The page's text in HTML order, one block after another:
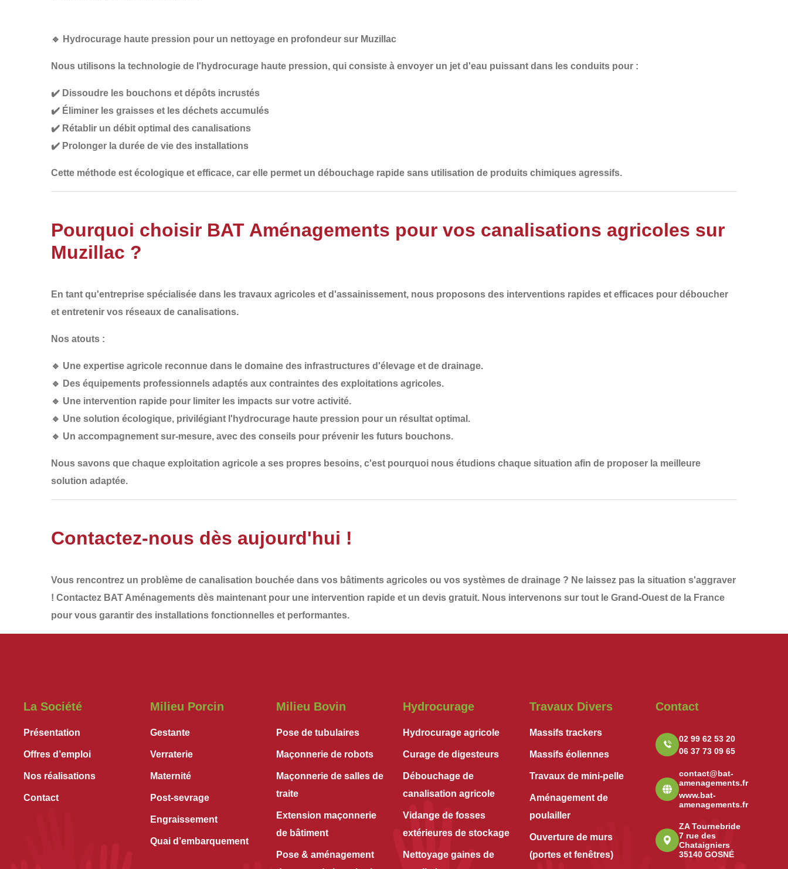
🔹 Hydrocurage haute pression pour un nettoyage en profondeur sur Muzillac
Nous utilisons la technologie de l'hydrocurage haute pression, qui consiste à envoyer un jet d'eau puissant dans les conduits pour :
✔️ Dissoudre les bouchons et dépôts incrustés
✔️ Éliminer les graisses et les déchets accumulés
✔️ Rétablir un débit optimal des canalisations
✔️ Prolonger la durée de vie des installations
Cette méthode est écologique et efficace, car elle permet un débouchage rapide sans utilisation de produits chimiques agressifs.
Pourquoi choisir BAT Aménagements pour vos canalisations agricoles sur
Muzillac ?
En tant qu'entreprise spécialisée dans les travaux agricoles et d'assainissement, nous proposons des interventions rapides et efficaces pour déboucher
et entretenir vos réseaux de canalisations.
Nos atouts :
🔹 Une expertise agricole reconnue dans le domaine des infrastructures d'élevage et de drainage.
🔹 Des équipements professionnels adaptés aux contraintes des exploitations agricoles.
🔹 Une intervention rapide pour limiter les impacts sur votre activité.
🔹 Une solution écologique, privilégiant l'hydrocurage haute pression pour un résultat optimal.
🔹 Un accompagnement sur-mesure, avec des conseils pour prévenir les futurs bouchons.
Nous savons que chaque exploitation agricole a ses propres besoins, c'est pourquoi nous étudions chaque situation afin de proposer la meilleure
solution adaptée.
Contactez-nous dès aujourd'hui !
Vous rencontrez un problème de canalisation bouchée dans vos bâtiments agricoles ou vos systèmes de drainage ? Ne laissez pas la situation s'aggraver
! Contactez BAT Aménagements dès maintenant pour une intervention rapide et un devis gratuit. Nous intervenons sur tout le Grand-Ouest de la France
pour vous garantir des installations fonctionnelles et performantes.
La Société
Présentation
Offres d’emploi
Nos réalisations
Contact
Milieu Porcin
Gestante
Verraterie
Maternité
Post-sevrage
Engraissement
Quai d’embarquement
Milieu Bovin
Pose de tubulaires
Maçonnerie de robots
Maçonnerie de salles de
traite
Extension maçonnerie
de bâtiment
Pose & aménagement
Hydrocurage
Hydrocurage agricole
Curage de digesteurs
Débouchage de
canalisation agricole
Vidange de fosses
extérieures de stockage
Nettoyage gaines de
Travaux Divers
Massifs trackers
Massifs éoliennes
Travaux de mini-pelle
Aménagement de
poulailler
Ouverture de murs
(portes et fenêtres)
Contact
02 99 62 53 20
06 37 73 09 65
contact@bat-
amenagements.fr
www.bat-
amenagements.fr
ZA Tournebride
7 rue des
Chataigniers
35140 GOSNÉ